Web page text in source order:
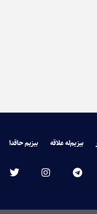
بیزیم‌له علاقه بیزیم حاقدا